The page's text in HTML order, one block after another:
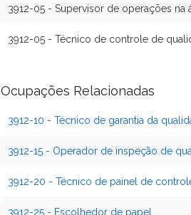
3912-05 - Supervisor de operações
3912-05 - Técnico de controle de
Ocupações Relacionadas
3912-10 - Técnico de garantia da
3912-15 - Operador de inspeção de
3912-20 - Técnico de painel de
3912-25 - Escolhedor de papel